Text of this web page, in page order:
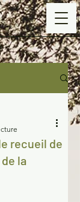
recueil de
la